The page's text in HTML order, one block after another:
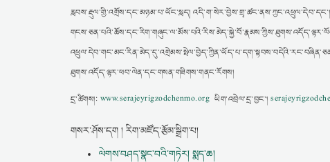
རླབས་རྡུལ་གྱི་འགྲོས་དང་མཉམ་པ་ཡོང་སླད།
ཐུགས་འདོད་ལྟར་ཕབ་ལེན་དང་གསན་གཟིགས་གནང་རོགས།
དྲ་ཚིགས།: www.serajeyrigzodchenmo.org ཡིག་འབྲེལ་དྲ་བྱང་།
གསར་ཤོས་དག ། རིག་མཛོད་རྩོམ་སྒྲིག་པ།
ལེགས་བཤད་སྣང་བའི་གཏེར། སྨད་ཆ།